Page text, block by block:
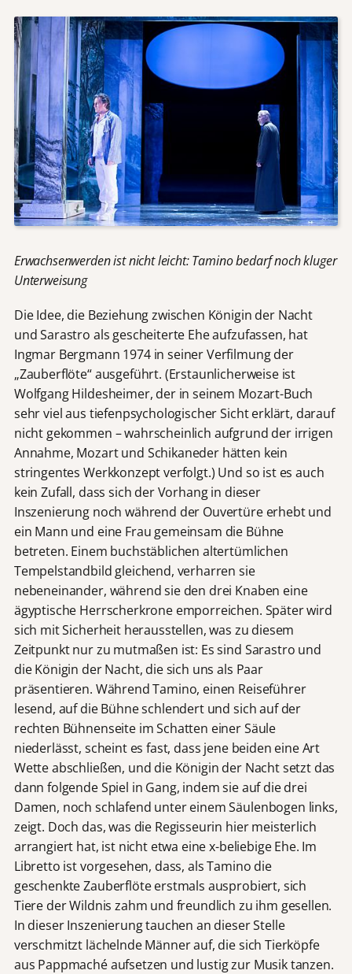
Erwachsenwerden ist nicht leicht: Tamino bedarf noch kluger
Unterweisung
Die Idee, die Beziehung zwischen Königin der Nacht
und Sarastro als gescheiterte Ehe aufzufassen, hat
Ingmar Bergmann 1974 in seiner Verfilmung der
„Zauberflöte“ ausgeführt. (Erstaunlicherweise ist
Wolfgang Hildesheimer, der in seinem Mozart-Buch
sehr viel aus tiefenpsychologischer Sicht erklärt, darauf
nicht gekommen – wahrscheinlich aufgrund der irrigen
Annahme, Mozart und Schikaneder hätten kein
stringentes Werkkonzept verfolgt.) Und so ist es auch
kein Zufall, dass sich der Vorhang in dieser
Inszenierung noch während der Ouvertüre erhebt und
ein Mann und eine Frau gemeinsam die Bühne
betreten. Einem buchstäblichen altertümlichen
Tempelstandbild gleichend, verharren sie
nebeneinander, während sie den drei Knaben eine
ägyptische Herrscherkrone emporreichen. Später wird
sich mit Sicherheit herausstellen, was zu diesem
Zeitpunkt nur zu mutmaßen ist: Es sind Sarastro und
die Königin der Nacht, die sich uns als Paar
präsentieren. Während Tamino, einen Reiseführer
lesend, auf die Bühne schlendert und sich auf der
rechten Bühnenseite im Schatten einer Säule
niederlässt, scheint es fast, dass jene beiden eine Art
Wette abschließen, und die Königin der Nacht setzt das
dann folgende Spiel in Gang, indem sie auf die drei
Damen, noch schlafend unter einem Säulenbogen links,
zeigt. Doch das, was die Regisseurin hier meisterlich
arrangiert hat, ist nicht etwa eine x-beliebige Ehe. Im
Libretto ist vorgesehen, dass, als Tamino die
geschenkte Zauberflöte erstmals ausprobiert, sich
Tiere der Wildnis zahm und freundlich zu ihm gesellen.
In dieser Inszenierung tauchen an dieser Stelle
verschmitzt lächelnde Männer auf, die sich Tierköpfe
aus Pappmaché aufsetzen und lustig zur Musik tanzen.